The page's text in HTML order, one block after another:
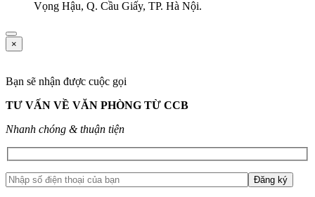
Vọng Hậu, Q. Cầu Giấy, TP. Hà Nội.
×
Bạn sẽ nhận được cuộc gọi
TƯ VẤN VỀ VĂN PHÒNG TỪ CCB
Nhanh chóng & thuận tiện